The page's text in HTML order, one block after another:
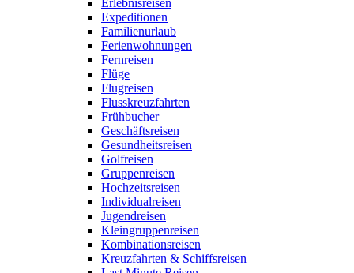
Erlebnisreisen
Expeditionen
Familienurlaub
Ferienwohnungen
Fernreisen
Flüge
Flugreisen
Flusskreuzfahrten
Frühbucher
Geschäftsreisen
Gesundheitsreisen
Golfreisen
Gruppenreisen
Hochzeitsreisen
Individualreisen
Jugendreisen
Kleingruppenreisen
Kombinationsreisen
Kreuzfahrten & Schiffsreisen